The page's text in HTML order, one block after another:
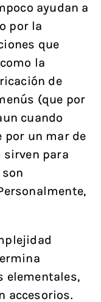
ayudan a
por la
que
la
de
(que por
cuando
por un mar de
sirven para
elementales,
accesorios.